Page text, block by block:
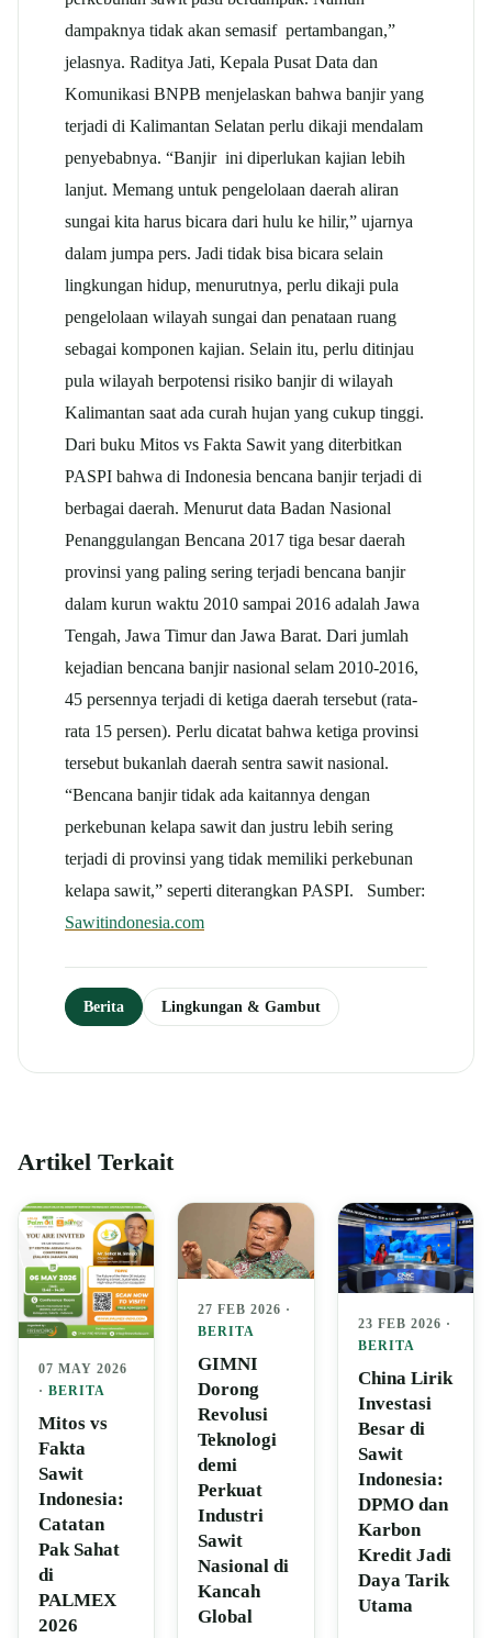
dampaknya tidak akan semasif pertambangan,”
jelasnya. Raditya Jati, Kepala Pusat Data dan
Komunikasi BNPB menjelaskan bahwa banjir yang
terjadi di Kalimantan Selatan perlu dikaji mendalam
penyebabnya. “Banjir ini diperlukan kajian lebih
lanjut. Memang untuk pengelolaan daerah aliran
sungai kita harus bicara dari hulu ke hilir,” ujarnya
dalam jumpa pers. Jadi tidak bisa bicara selain
lingkungan hidup, menurutnya, perlu dikaji pula
pengelolaan wilayah sungai dan penataan ruang
sebagai komponen kajian. Selain itu, perlu ditinjau
pula wilayah berpotensi risiko banjir di wilayah
Kalimantan saat ada curah hujan yang cukup tinggi.
Dari buku Mitos vs Fakta Sawit yang diterbitkan
PASPI bahwa di Indonesia bencana banjir terjadi di
berbagai daerah. Menurut data Badan Nasional
Penanggulangan Bencana 2017 tiga besar daerah
provinsi yang paling sering terjadi bencana banjir
dalam kurun waktu 2010 sampai 2016 adalah Jawa
Tengah, Jawa Timur dan Jawa Barat. Dari jumlah
kejadian bencana banjir nasional selam 2010-2016,
45 persennya terjadi di ketiga daerah tersebut (rata-
rata 15 persen). Perlu dicatat bahwa ketiga provinsi
tersebut bukanlah daerah sentra sawit nasional.
“Bencana banjir tidak ada kaitannya dengan
perkebunan kelapa sawit dan justru lebih sering
terjadi di provinsi yang tidak memiliki perkebunan
kelapa sawit,” seperti diterangkan PASPI. Sumber:
Sawitindonesia.com
Berita Lingkungan & Gambut
Artikel Terkait
07 MAY 2026
· BERITA
Mitos vs
Fakta
Sawit
Indonesia:
Catatan
Pak Sahat
di
PALMEX
2026
27 FEB 2026 ·
BERITA
GIMNI
Dorong
Revolusi
Teknologi
demi
Perkuat
Industri
Sawit
Nasional di
Kancah
Global
23 FEB 2026 ·
BERITA
China Lirik
Investasi
Besar di
Sawit
Indonesia:
DPMO dan
Karbon
Kredit Jadi
Daya Tarik
Utama